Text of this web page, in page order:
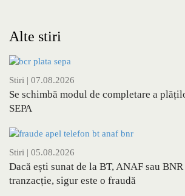
Alte stiri
Stiri | 07.08.2026
Se schimbă modul de completare a
SEPA
Stiri | 05.08.2026
Dacă ești sunat de la BT, ANAF sau
tranzacție, sigur este o fraudă